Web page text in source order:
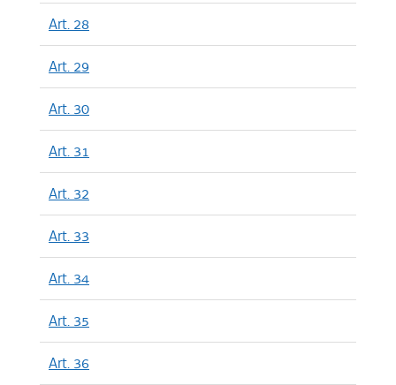
Art. 28
Art. 29
Art. 30
Art. 31
Art. 32
Art. 33
Art. 34
Art. 35
Art. 36